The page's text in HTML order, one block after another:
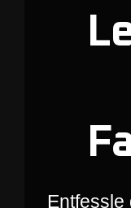
Entfessle